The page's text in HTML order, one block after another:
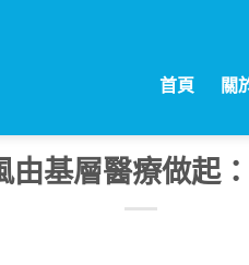
首頁 關
基層醫療做起